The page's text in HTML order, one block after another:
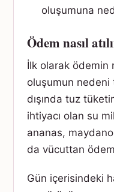
oluşumuna
Ödem nasıl
İlk olarak ödemin
oluşumun nedeni
dışında tuz
ihtiyacı olan su
ananas,
da vücuttan
Gün içerisindeki